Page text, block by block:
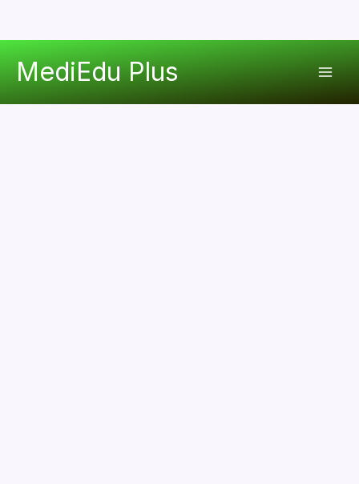
MediEdu Plus